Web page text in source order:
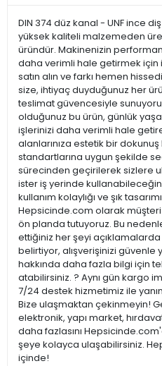
DIN 374 düz kanal - UNF ince
yüksek kaliteli malzemeden
üründür. Makinenizin
daha verimli hale getirmek için
satın alın ve farkı hemen
size, ihtiyaç duyduğunuz her
teslimat güvencesiyle
olduğunuz bu ürün, günlük
işlerinizi daha verimli hale
alanlarınıza estetik bir
standartlarına uygun şekilde
sürecinden geçirilerek sizlere
ister iş yerinde
kullanım kolaylığı ve şık
Hepsicinde.com olarak
ön planda tutuyoruz. Bu
ettiğiniz her şeyi
belirtiyor, alışverişinizi güvenle
hakkında daha fazla bilgi için
atabilirsiniz. ? Aynı gün kargo
7/24 destek hizmetimiz ile
Bize ulaşmaktan çekinmeyin!
elektronik, yapı market,
daha fazlasını
şeye kolayca ulaşabilirsiniz.
içinde!